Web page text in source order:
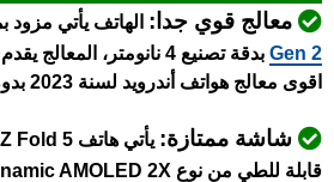
معالج قوي جدا: الهاتف يأتي مزود
Gen 2
بدقة تصنيع 4 نانومتر،
اقوى معالج هواتف أندرويد لسنة 2023 بدون منازع
شاشة ممتازة:
قابلة للطي من نوع Dynamic AMOLED 2X، الشاشة تدعم تقنية